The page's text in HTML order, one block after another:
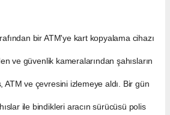
bir ATM'ye kart kopyalama cihazı
ve güvenlik kameralarından şahısların
ATM ve çevresini izlemeye aldı. Bir gün
ile bindikleri aracın sürücüsü polis